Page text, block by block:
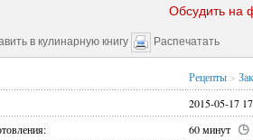
Обсудить на
в кулинарную книгу Распечатать
Рецепты >
2015-05-17
60 минут